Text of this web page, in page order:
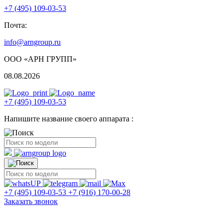
+7 (495) 109-03-53
Почта:
info@arngroup.ru
ООО «АРН ГРУПП»
08.08.2026
+7 (495) 109-03-53
Напишите название своего аппарата :
+7 (495) 109-03-53 +7 (916) 170-00-28
Заказать звонок